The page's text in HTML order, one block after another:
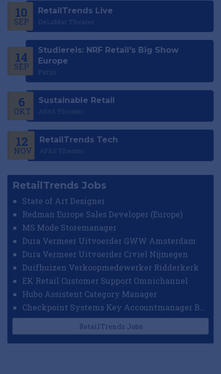
10
SEP
RetailTrends Live
DeLaMar Theater
14
SEP
Studiereis: NRF Retail's Big Show
Europe
Parijs
6
OKT
Sustainable Retail
AFAS Theater
12
NOV
RetailTrends Tech
AFAS Theater
RetailTrends Jobs
State of Art Designer
Redman Europe Sales Developer (Europe)
MS Mode Storemanager
Dura Vermeer Uitvoerder GWW Amsterdam
Dura Vermeer Uitvoerder Civiel Nijmegen
Duifhuizen Verkoopmedewerker Ridderkerk
EK Retail Customer Support Omnichannel
Hubo Assistent Category Manager
RetailTrends Jobs